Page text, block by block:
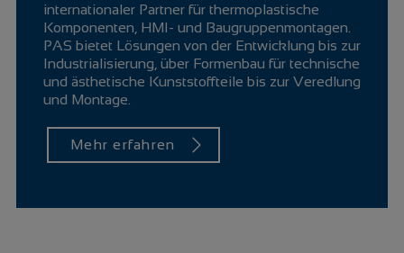
internationaler Partner für thermoplastische
Komponenten, HMI- und Baugruppenmontagen.
PAS bietet Lösungen von der Entwicklung bis zur
Industrialisierung, über Formenbau für technische
und ästhetische Kunststoffteile bis zur Veredlung
und Montage.
Mehr erfahren